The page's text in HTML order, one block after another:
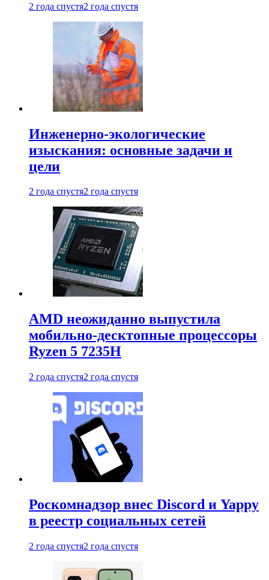
2 года спустя2 года спустя
Инженерно-экологические
изыскания: основные задачи и
цели
2 года спустя2 года спустя
AMD неожиданно выпустила
мобильно-десктопные процессоры
Ryzen 5 7235H
2 года спустя2 года спустя
Роскомнадзор внес Discord и Yappy
в реестр социальных сетей
2 года спустя2 года спустя